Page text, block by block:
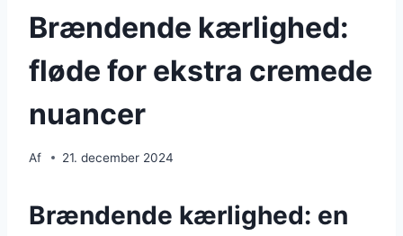
Brændende kærlighed:
fløde for ekstra cremede
nuancer
Af 21. december 2024
Brændende kærlighed: en